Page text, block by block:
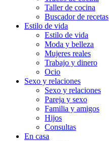
Taller de cocina
Buscador de recetas
Estilo de vida
Estilo de vida
Moda y belleza
Mujeres reales
Trabajo y dinero
Ocio
Sexo y relaciones
Sexo y relaciones
Pareja y sexo
Familia y amigos
Hijos
Consultas
En casa